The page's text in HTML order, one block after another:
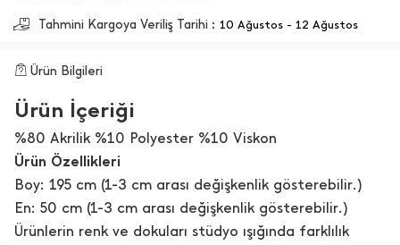
Tahmini Kargoya Veriliş Tarihi : 10 Ağustos - 12 Ağustos
Ürün Bilgileri
Ürün İçeriği
%80 Akrilik %10 Polyester %10 Viskon
Ürün Özellikleri
Boy: 195 cm (1-3 cm arası değişkenlik gösterebilir.)
En: 50 cm (1-3 cm arası değişkenlik gösterebilir.)
Ürünlerin renk ve dokuları stüdyo ışığında farklılık